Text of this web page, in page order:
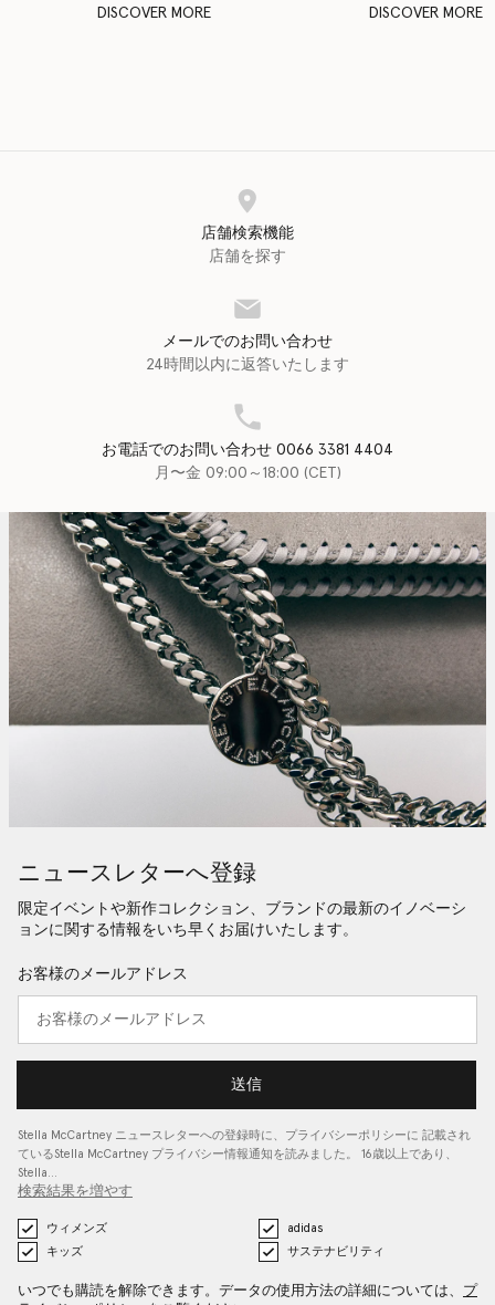
DISCOVER MORE DISCOVER MORE
店舗検索機能
店舗を探す
メールでのお問い合わせ
24時間以内に返答いたします
お電話でのお問い合わせ 0066 3381 4404
月〜金 09:00～18:00 (CET)
ニュースレターへ登録
限定イベントや新作コレクション、ブランドの最新のイノベーシ
ョンに関する情報をいち早くお届けいたします。
お客様のメールアドレス
送信
Stella McCartney ニュースレターへの登録時に、 プライバシーポリシーに 記載され
ているStella McCartney プライバシー情報通知を読みました。 16歳以上であり、
Stella…
検索結果を増やす
ウィメンズ
adidas
キッズ
サステナビリティ
いつでも購読を解除できます。データの使用方法の詳細については、 プ